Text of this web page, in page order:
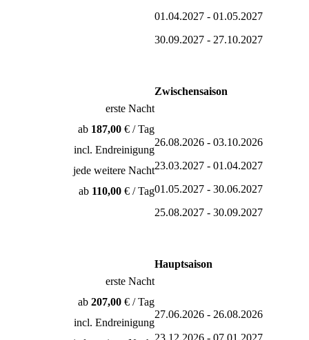
01.04.2027 - 01.05.2027
30.09.2027 - 27.10.2027
erste Nacht
ab 187,00€ / Tag
incl. Endreinigung
jede weitere Nacht
ab 110,00€ / Tag
Zwischensaison
26.08.2026 - 03.10.2026
23.03.2027 - 01.04.2027
01.05.2027 - 30.06.2027
25.08.2027 - 30.09.2027
erste Nacht
ab 207,00€ / Tag
incl. Endreinigung
Hauptsaison
27.06.2026 - 26.08.2026